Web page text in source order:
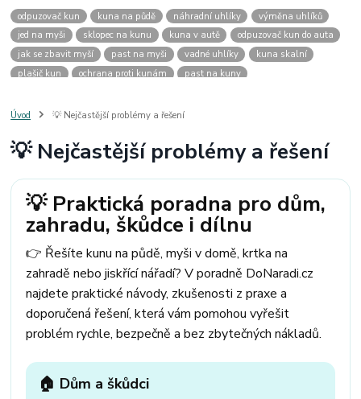
odpuzovač kun kuna na půdě náhradní uhlíky
výměna uhlíků
jed na myši
sklopec na kunu kuna v autě
odpuzovač kun do auta
jak se zbavit myší
past na myši vadné uhlíky
kuna skalní
plašič kun
ochrana proti kunám
past na kuny
past na kunu
myši v domě odpuzovač myší
štěnice
štěnice v hotelu jak se zbavit kuny
kuna ve střeše
mravenci a mšice
uhlíky do nářadí
uhlíky do nařadí
uhlíky do vysavače
uhlíky do pračky uhlíky do
uhlíky parkside
uhlíky ferm uhlíky makita
uhlíkové kartáče
kde sehnat uhlíky
kde koupit uhlíky
Úvod 💡 Nejčastější problémy a řešení
💡 Nejčastější problémy a řešení
💡 Praktická poradna pro dům,
zahradu, škůdce i dílnu
👉 Řešíte kunu na půdě, myši v domě, krtka na
zahradě nebo jiskřící nářadí? V poradně DoNaradi.cz
najdete praktické návody, zkušenosti z praxe a
doporučená řešení, která vám pomohou vyřešit
problém rychle, bezpečně a bez zbytečných nákladů.
🏠 Dům a škůdci